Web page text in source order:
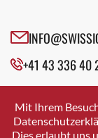
Crissier
Davos Platz
Dierikon
Dietikon
+41 43 336 40
SWISSICT
VULKANSTRASSE
8048 ZURICH
Mit Ihrem
Dies erlaubt uns